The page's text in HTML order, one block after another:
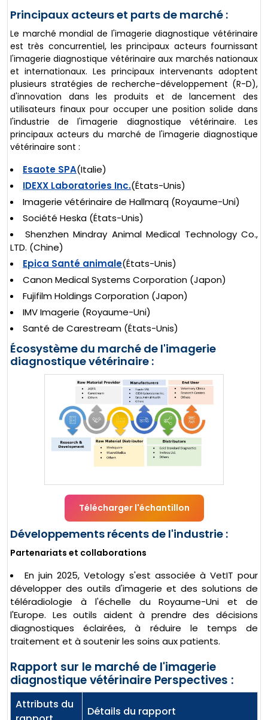
Principaux acteurs et parts de marché :
Le marché mondial de l'imagerie diagnostique vétérinaire
est très concurrentiel, les principaux acteurs fournissant
l'imagerie diagnostique vétérinaire aux marchés nationaux
et internationaux. Les principaux intervenants adoptent
plusieurs stratégies de recherche-développement (R-D),
d'innovation dans les produits et de lancement des
utilisateurs finaux pour occuper une position solide dans
l'industrie de l'imagerie diagnostique vétérinaire. Les
principaux acteurs du marché de l'imagerie diagnostique
vétérinaire sont :
Esaote SPA(Italie)
IDEXX Laboratories Inc.(États-Unis)
Imagerie vétérinaire de Hallmarq (Royaume-Uni)
Société Heska (États-Unis)
Shenzhen Mindray Animal Medical Technology Co.,
LTD. (Chine)
Epica Santé animale(États-Unis)
Canon Medical Systems Corporation (Japon)
Fujifilm Holdings Corporation (Japon)
IMV Imagerie (Royaume-Uni)
Santé de Carestream (États-Unis)
Écosystème du marché de l'imagerie
diagnostique vétérinaire :
Télécharger l'échantillon
Développements récents de l'industrie :
Partenariats et collaborations
En juin 2025, Vetology s'est associée à VetIT pour
développer des outils d'imagerie et des solutions de
téléradiologie à l'échelle du Royaume-Uni et de
l'Europe. Les outils aident à prendre des décisions
diagnostiques éclairées, à réduire le temps de
traitement et à soutenir les soins aux patients.
Rapport sur le marché de l'imagerie
diagnostique vétérinaire Perspectives :
Attributs du
Détails du rapport